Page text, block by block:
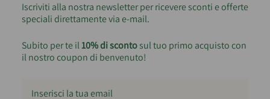
Iscriviti alla nostra newsletter per ricevere sconti e offerte
speciali direttamente via e-mail.
Subito per te il10% di scontosul tuo primo acquisto con
il nostro coupon di benvenuto!